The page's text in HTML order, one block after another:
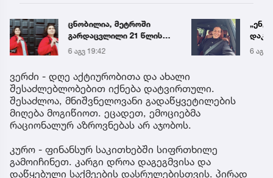
ცნობილია, მეტროში
გარდაცვლილი 21 წლის
მარიამ ტყემალაძის
ექსპერტიზის დასკვნა
6 აგვ 19:42 6 აგვ
ვერძი - დღე აქტიურობითა და ახალი
შესაძლებლობებით იქნება დატვირთული.
შესაძლოა, მნიშვნელოვანი გადაწყვეტილების
მიღება მოგიწიოთ. ეცადეთ, ემოციებმა
რაციონალურ აზროვნებას არ აჯობოს.
კურო - ფინანსურ საკითხებში სიფრთხილე
გამოიჩინეთ. კარგი დროა დაგეგმვისა და
დაწყებული საქმეების დასრულებისთვის. პირად